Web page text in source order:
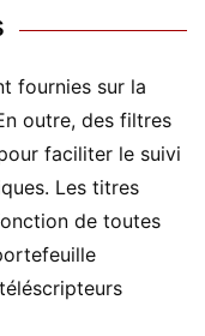
fournies sur la
outre, des filtres
faciliter le suivi
Les titres
de toutes